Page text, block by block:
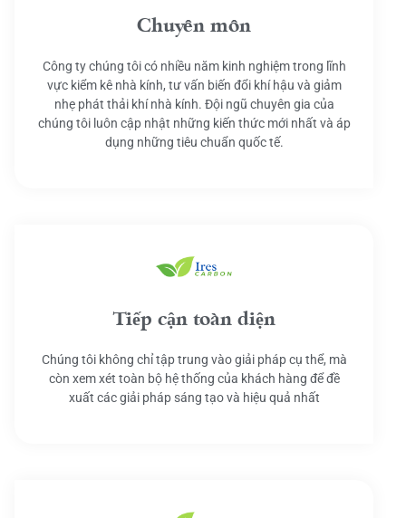
Chuyên môn
Công ty chúng tôi có nhiều năm kinh nghiệm trong lĩnh
vực kiểm kê nhà kính, tư vấn biến đổi khí hậu và giảm
nhẹ phát thải khí nhà kính. Đội ngũ chuyên gia của
chúng tôi luôn cập nhật những kiến thức mới nhất và áp
dụng những tiêu chuẩn quốc tế.
Tiếp cận toàn diện
Chúng tôi không chỉ tập trung vào giải pháp cụ thể, mà
còn xem xét toàn bộ hệ thống của khách hàng để đề
xuất các giải pháp sáng tạo và hiệu quả nhất